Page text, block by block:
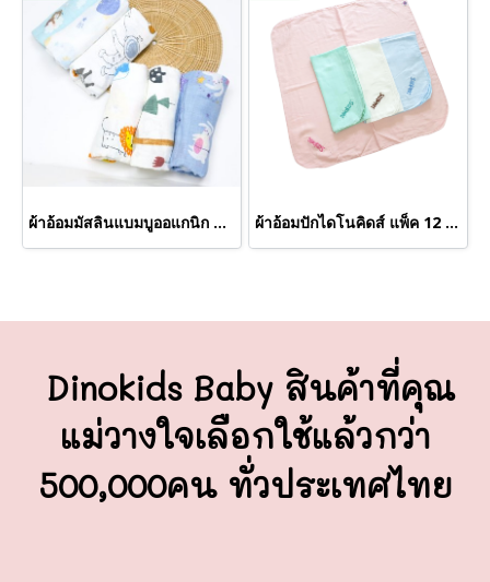
ผ้าอ้อมมัสลินแบมบูออแกนิก ขนาด27*27นิ้ว แพค 6 ผืน (ขายส่ง 12 แพคขึ้นไป) ผ้าอ้อมปักไดโนคิดส์ แพ็ค 12 ผืน (ขายส่ง 12 เเพคขึ้นไป)
Dinokids Baby สินค้าที่คุณ
แม่วางใจเลือกใช้แล้วกว่า
500,000คน ทั่วประเทศไทย